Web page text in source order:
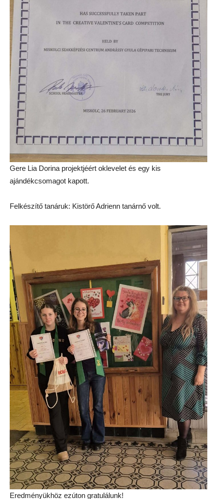
Gere Lia Dorina projektjéért oklevelet és egy kis
ajándékcsomagot kapott.
Felkészítő tanáruk: Kistörő Adrienn tanárnő volt.
Eredményükhöz ezúton gratulálunk!